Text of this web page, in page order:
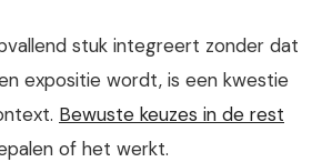
stuk integreert zonder dat
expositie wordt, is een kwestie
Bewuste keuzes in de rest
of het werkt.